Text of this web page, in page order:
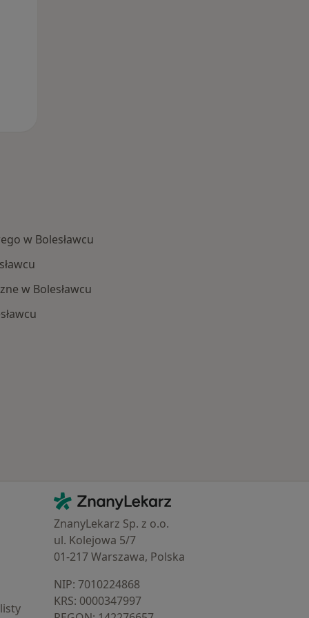
w Bolesławcu
w Bolesławcu
Kontakt
ZnanyLekarz - Strona główna
ZnanyLekarz Sp. z o.o.
ul. Kolejowa 5/7
01-217 Warszawa, Polska
NIP: ⁠7010224868
KRS: ⁠0000347997